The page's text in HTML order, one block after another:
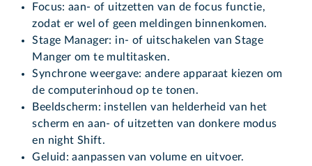
Focus: aan- of uitzetten van de focus functie,
zodat er wel of geen meldingen binnenkomen.
Stage Manager: in- of uitschakelen van Stage
Manger om te multitasken.
Synchrone weergave: andere apparaat kiezen om
de computerinhoud op te tonen.
Beeldscherm: instellen van helderheid van het
scherm en aan- of uitzetten van donkere modus
en night Shift.
Geluid: aanpassen van volume en uitvoer.